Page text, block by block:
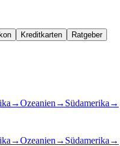
Kreditkarten Ratgeber
→Ozeanien → Südamerika →
→Ozeanien → Südamerika →